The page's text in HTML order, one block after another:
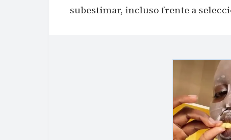
subestimar, incluso frente a